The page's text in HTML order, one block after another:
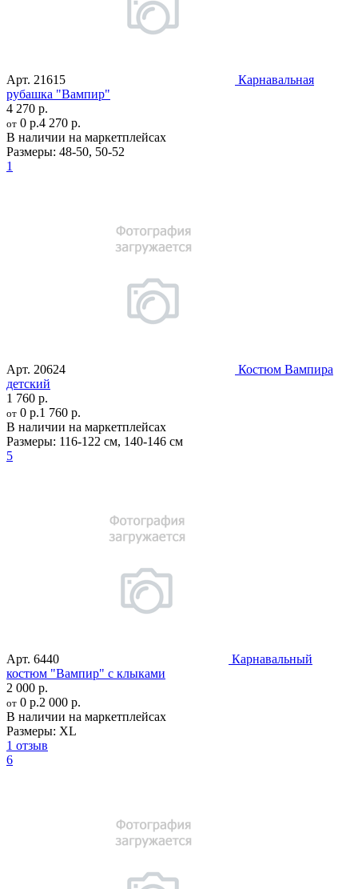
Арт. 21615
Карнавальная
рубашка "Вампир"
4 270 р.
от 0 р.4 270 р.
В наличии на маркетплейсах
Размеры: 48-50, 50-52
1
Арт. 20624
Костюм Вампира
детский
1 760 р.
от 0 р.1 760 р.
В наличии на маркетплейсах
Размеры: 116-122 см, 140-146 см
5
Арт. 6440
Карнавальный
костюм "Вампир" с клыками
2 000 р.
от 0 р.2 000 р.
В наличии на маркетплейсах
Размеры: XL
1 отзыв
6